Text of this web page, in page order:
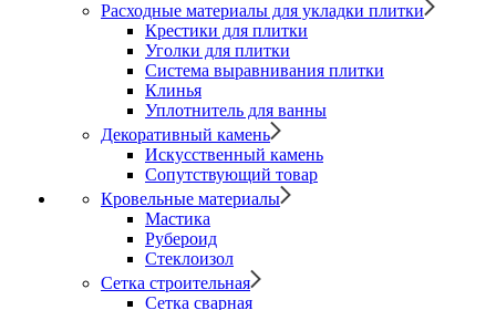
Расходные материалы для укладки плитки
Крестики для плитки
Уголки для плитки
Система выравнивания плитки
Клинья
Уплотнитель для ванны
Декоративный камень
Искусственный камень
Сопутствующий товар
Кровельные материалы
Мастика
Рубероид
Стеклоизол
Сетка строительная
Сетка сварная